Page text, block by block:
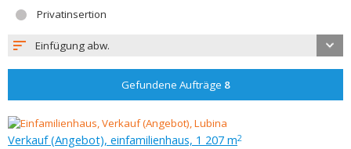
Privatinsertion
Einfügung abw.
Gefundene Aufträge 8
Verkauf (Angebot), einfamilienhaus, 1 207 m2